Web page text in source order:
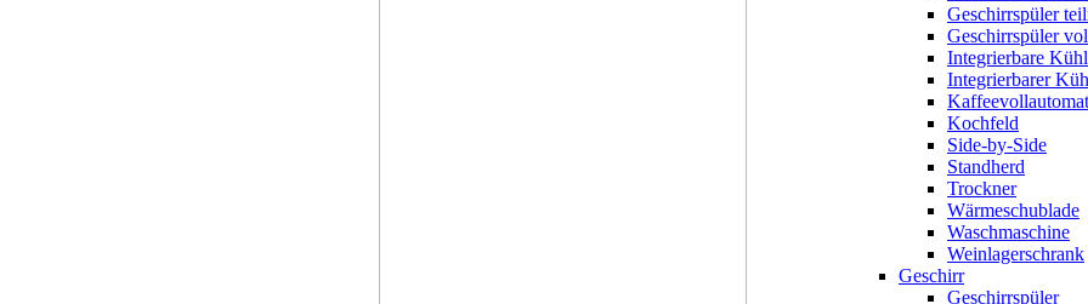
Geschirrspüler
Geschirrspüler
Integrierbare
Integrierbarer
Kochfeld
Side-by-Side
Standherd
Trockner
Wärmeschublade
Waschmaschine
Weinlagerschrank
Geschirr
Geschirrspüler